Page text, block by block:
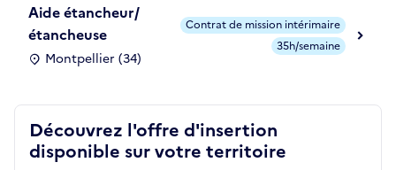
Aide étancheur/
étancheuse
Montpellier (34)
Contrat de mission intérimaire
35h/semaine
Découvrez l'offre d'insertion
disponible sur votre territoire